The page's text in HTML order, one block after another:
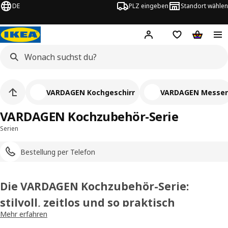
DE PLZ eingeben Standort wählen
Hej! Logge dich ein
Einkaufsliste
Serien
Bestellung per Telefon
VARDAGEN Kochzubehör-Serie
VARDAGEN Kochgeschirr VARDAGEN Messer
Die VARDAGEN Kochzubehör-Serie:
stilvoll, zeitlos und so praktisch
Kochen, backen, Leckeres zaubern – deine Stichwörter? Dann ist die
Mehr erfahren